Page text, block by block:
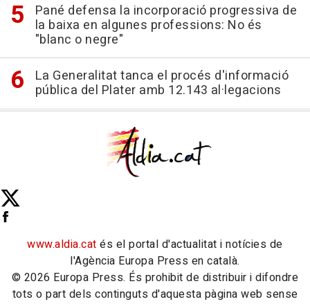
Pané defensa la incorporació progressiva de
la baixa en algunes professions: No és
"blanc o negre"
La Generalitat tanca el procés d'informació
pública del Plater amb 12.143 al·legacions
www.aldia.cat és el portal d'actualitat i notícies de
l'Agència Europa Press en català.
© 2026 Europa Press. És prohibit de distribuir i difondre
tots o part dels continguts d'aquesta pàgina web sense